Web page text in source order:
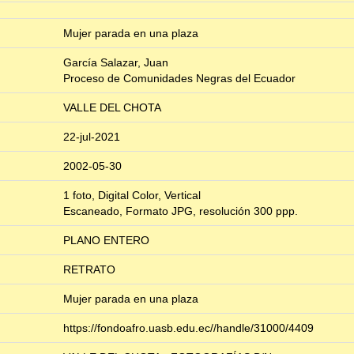
Mujer parada en una plaza
García Salazar, Juan
Proceso de Comunidades Negras del Ecuador
VALLE DEL CHOTA
22-jul-2021
2002-05-30
1 foto, Digital Color, Vertical
Escaneado, Formato JPG, resolución 300 ppp.
PLANO ENTERO
RETRATO
Mujer parada en una plaza
https://fondoafro.uasb.edu.ec//handle/31000/4409